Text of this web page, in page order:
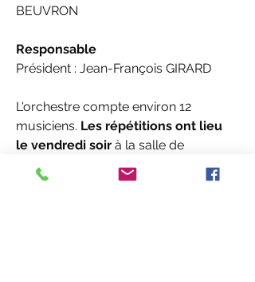
BEUVRON
Responsable
Président : Jean-François GIRARD
L'orchestre compte environ 12
musiciens. Les répétitions ont lieu
le vendredi soir à la salle de
musique de Neung-sur-Beuvron
""rue des Anges"".